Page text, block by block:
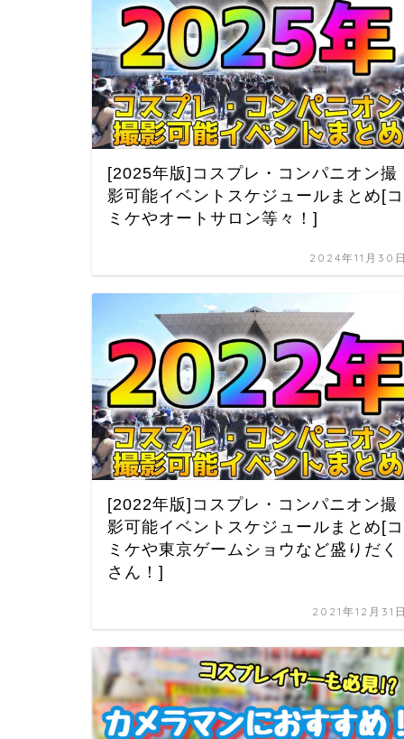
[2025年版]コスプレ・コンパニオン撮
影可能イベントスケジュールまとめ[コ
ミケやオートサロン等々！]
2024年11月30
[2022年版]コスプレ・コンパニオン撮
影可能イベントスケジュールまとめ[コ
ミケや東京ゲームショウなど盛りだく
さん！]
2021年12月31